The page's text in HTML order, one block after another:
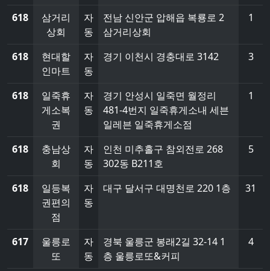
618
삼거리
상회
자
동
전남 신안군 압해읍 복룡로 2
삼거리상회
1
618
현대할
인마트
자
동
경기 이천시 경충대로 3142 3
618
일죽휴
게소복
권
자
동
경기 안성시 일죽면 월정리
481-4번지 일죽휴게소내 세븐
일레븐 일죽휴게소점
1
618
충남상
회
자
동
인천 미추홀구 참외전로 268
302동 B211호
5
618
일등복
권편의
점
자
동
대구 달서구 대명천로 220 1층 31
617
울릉로
또
자
동
경북 울릉군 봉래2길 32-14 1
층 울릉로또&커피
4